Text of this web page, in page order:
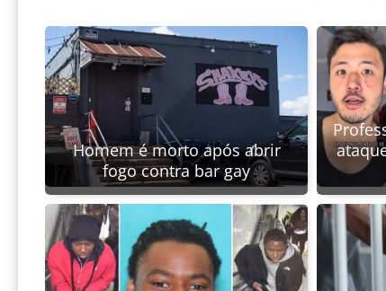
Homem é morto após abrir
fogo contra bar gay